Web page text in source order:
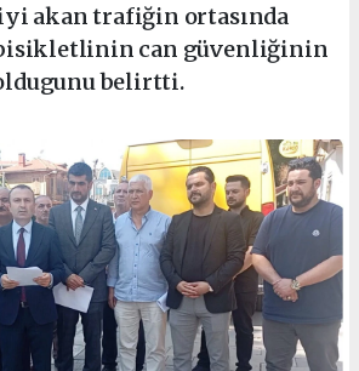
akan trafiğin ortasında
bisikletlinin can güvenliğinin
belirtti.